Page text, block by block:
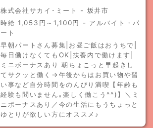
株式会社サカイ･ミート - 坂井市
時給 1,053円～1,100円 - アルバイト・パ
ート
早朝パートさん募集|お昼ご飯はおうちで|
毎日働けなくてもOK|扶養内で働けます|
ミニボーナスあり 朝ちょこっと早起きし
てサクッと働く→午後からはお買い物や習
い事など自分時間をのんびり満喫【年齢も
経験も問いません｡楽しく働こう^^)】＼ミ
ニボーナスあり／今の生活にもうちょっと
ゆとりが欲しい方にオススメ♪